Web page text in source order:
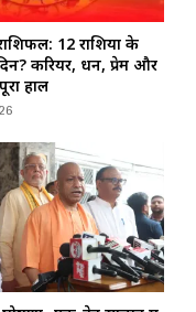
12 राशियों के
करियर, धन, प्रेम और
हाल